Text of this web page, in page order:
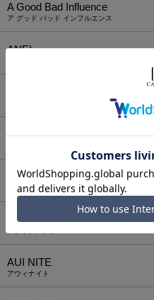
A Good Bad Influence
ア グッド バッド インフルエンス
ANEI
a lit r
ANGENEHM
アンゲネーム
ATTACHMENT
AUI NITE
アウィナイト